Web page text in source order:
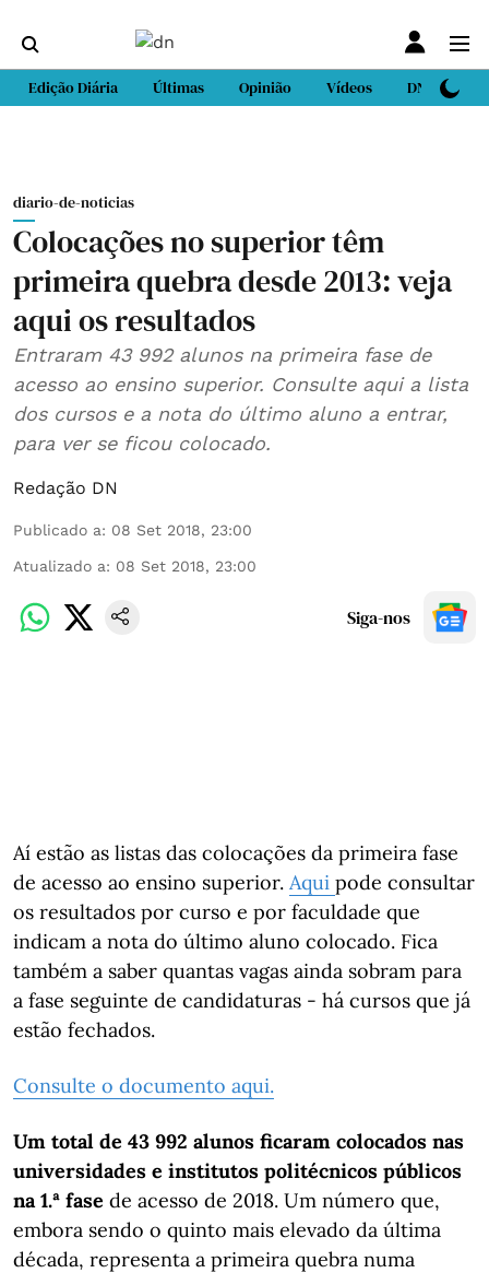
Edição Diária Últimas Opinião Vídeos DN Sport
diario-de-noticias
Colocações no superior têm
primeira quebra desde 2013: veja
aqui os resultados
Entraram 43 992 alunos na primeira fase de
acesso ao ensino superior. Consulte aqui a lista
dos cursos e a nota do último aluno a entrar,
para ver se ficou colocado.
Redação DN
Publicado a: 08 Set 2018, 23:00
Atualizado a: 08 Set 2018, 23:00
Siga-nos
Aí estão as listas das colocações da primeira fase
de acesso ao ensino superior. Aqui pode consultar
os resultados por curso e por faculdade que
indicam a nota do último aluno colocado. Fica
também a saber quantas vagas ainda sobram para
a fase seguinte de candidaturas - há cursos que já
estão fechados.
Consulte o documento aqui.
Um total de 43 992 alunos ficaram colocados nas
universidades e institutos politécnicos públicos
na 1.ª fase de acesso de 2018. Um número que,
embora sendo o quinto mais elevado da última
década, representa a primeira quebra numa